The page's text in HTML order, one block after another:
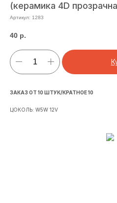
(керамика 4D
Артикул: 1283
40 р.
ЗАКАЗ ОТ 10 ШТУК/КРАТНОЕ 10
ЦОКОЛЬ: W5W 12V